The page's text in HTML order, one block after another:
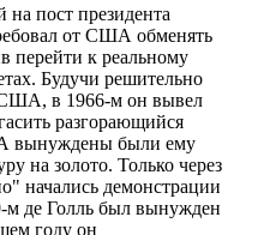
на пост президента
от США обменять
перейти к реальному
Будучи решительно
США, в 1966-м он вывел
разгорающийся
вынуждены были ему
на золото. Только через
начались демонстрации
м де Голль был вынужден
году он